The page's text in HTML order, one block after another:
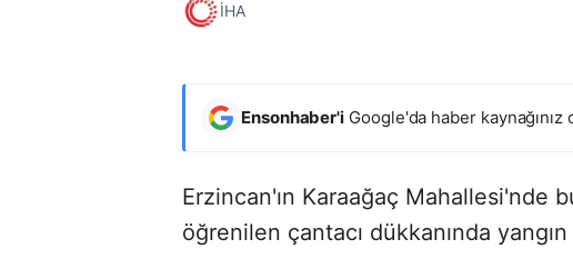
İHA
Ensonhaber'i Google'da haber
Erzincan'ın Karaağaç Mahallesi'nde
öğrenilen çantacı dükkanında yangın